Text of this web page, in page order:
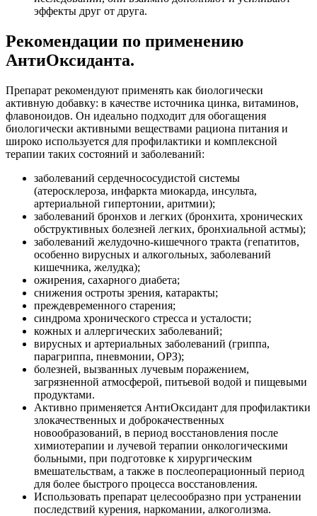
эффекты друг от друга.
Рекомендации по применению
АнтиОксиданта.
Препарат рекомендуют применять как биологически
активную добавку: в качестве источника цинка, витаминов,
флавоноидов. Он идеально подходит для обогащения
биологически активными веществами рациона питания и
широко используется для профилактики и комплексной
терапии таких состояний и заболеваний:
заболеваний сердечнососудистой системы
(атеросклероза, инфаркта миокарда, инсульта,
артериальной гипертонии, аритмии);
заболеваний бронхов и легких (бронхита, хронических
обструктивных болезней легких, бронхиальной астмы);
заболеваний желудочно-кишечного тракта (гепатитов,
особенно вирусных и алкогольных, заболеваний
кишечника, желудка);
ожирения, сахарного диабета;
снижения остроты зрения, катаракты;
преждевременного старения;
синдрома хронического стресса и усталости;
кожных и аллергических заболеваний;
вирусных и артериальных заболеваний (гриппа,
парагриппа, пневмонии, ОРЗ);
болезней, вызванных лучевым поражением,
загрязненной атмосферой, питьевой водой и пищевыми
продуктами.
Активно применяется АнтиОксидант для профилактики
злокачественных и доброкачественных
новообразований, в период восстановления после
химиотерапии и лучевой терапии онкологическими
больными, при подготовке к хирургическим
вмешательствам, а также в послеоперационный период
для более быстрого процесса восстановления.
Использовать препарат целесообразно при устранении
последствий курения, наркомании, алкоголизма.